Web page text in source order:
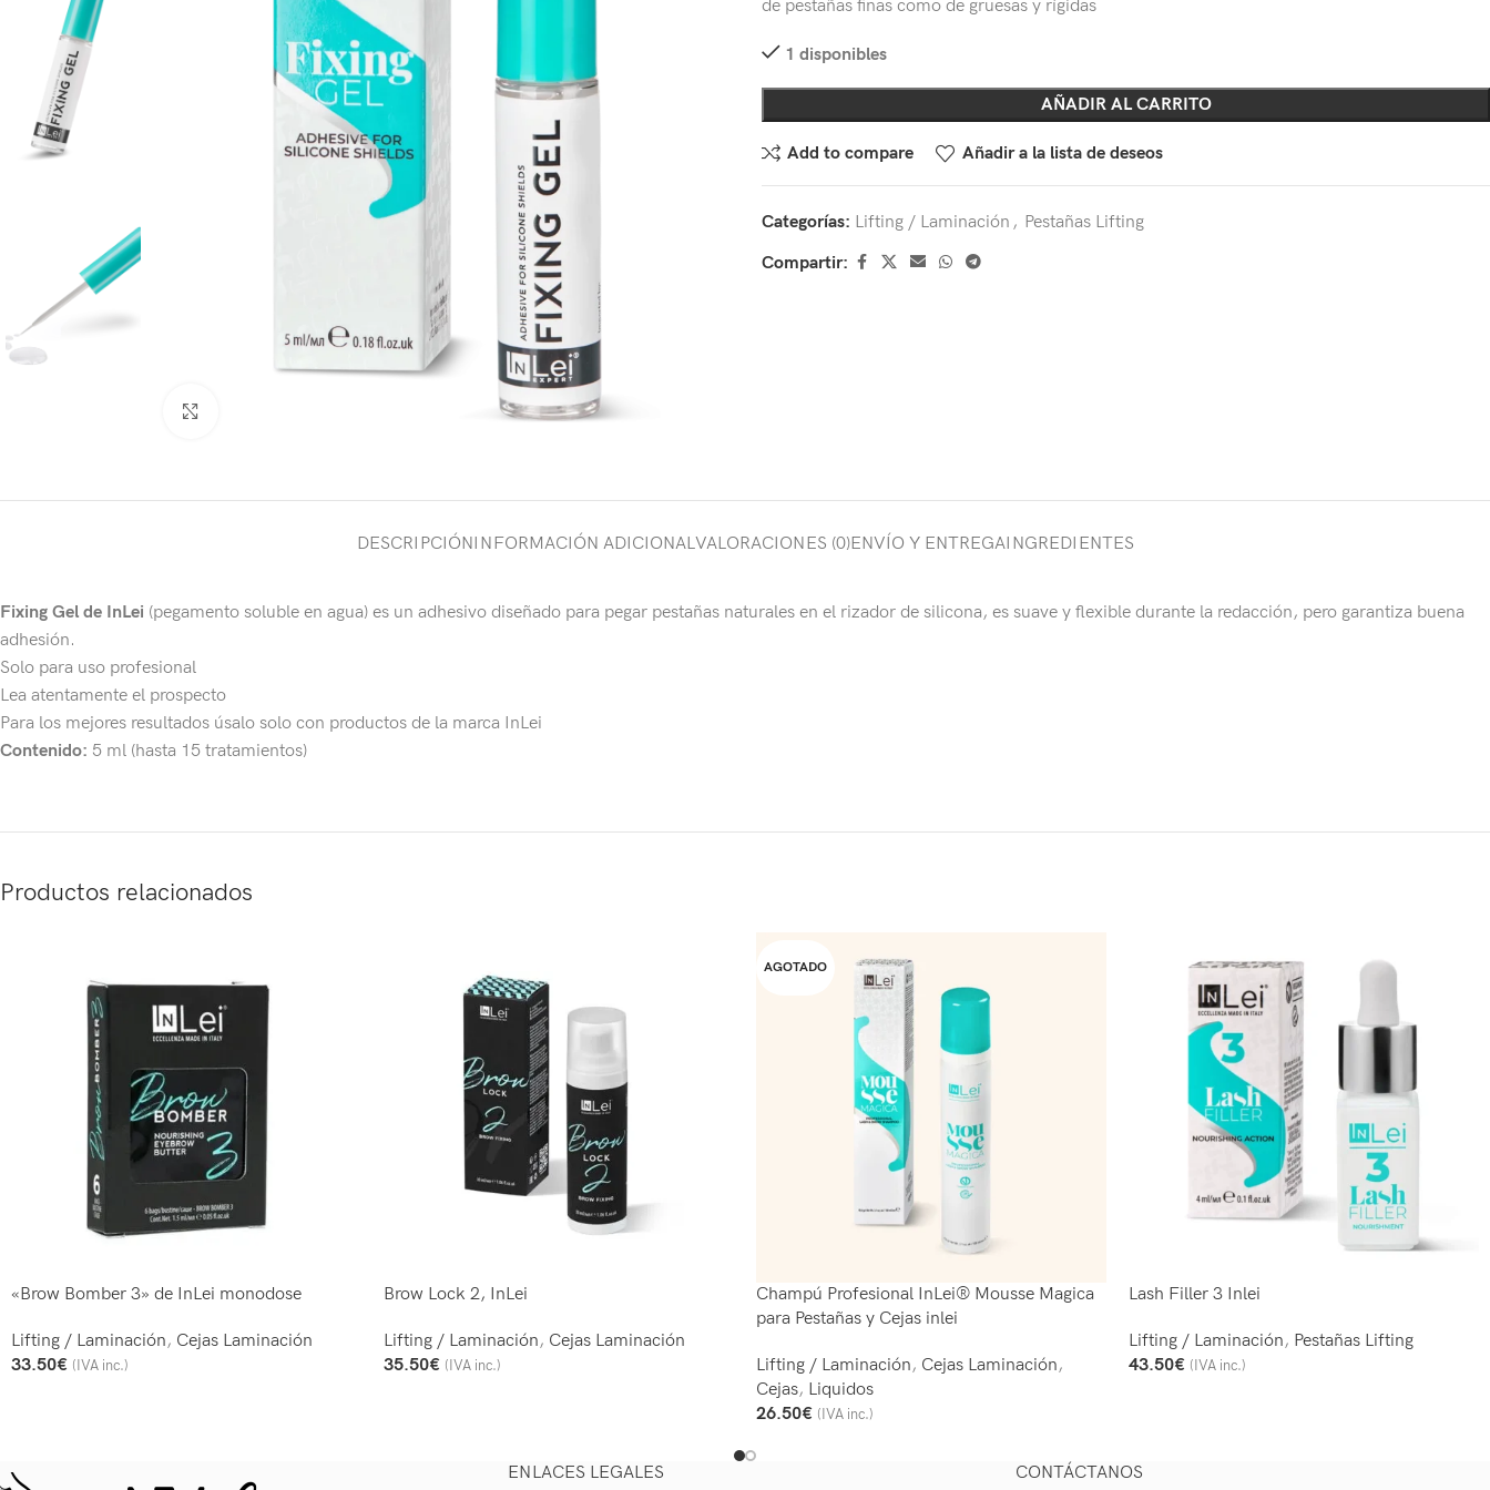
de pestañas finas como de gruesas y rígidas
1 disponibles
AÑADIR AL CARRITO
Add to compare Añadir a la lista de deseos
Categorías: Lifting / Laminación , Pestañas Lifting
Compartir:
DESCRIPCIÓNINFORMACIÓN ADICIONALVALORACIONES (0)ENVÍO Y ENTREGAINGREDIENTES
Fixing Gel de InLei (pegamento soluble en agua) es un adhesivo diseñado para pegar pestañas naturales en el rizador de silicona, es suave y flexible durante la redacción, pero garantiza buena
adhesión.
Solo para uso profesional
Lea atentamente el prospecto
Para los mejores resultados úsalo solo con productos de la marca InLei
Contenido: 5 ml (hasta 15 tratamientos)
Productos relacionados
«Brow Bomber 3» de InLei monodose
Lifting / Laminación, Cejas Laminación
33.50€ (IVA inc.)
Brow Lock 2, InLei
Lifting / Laminación, Cejas Laminación
35.50€ (IVA inc.)
AGOTADO
Champú Profesional InLei® Mousse Magica
para Pestañas y Cejas inlei
Lifting / Laminación, Cejas Laminación,
Cejas, Liquidos
26.50€ (IVA inc.)
Lash Filler 3 Inlei
Lifting / Laminación, Pestañas Lifting
43.50€ (IVA inc.)
ENLACES LEGALES CONTÁCTANOS